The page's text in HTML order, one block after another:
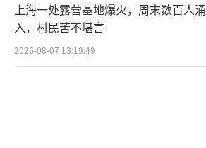
上海一处露营基地爆火，周末数百人涌
入，村民苦不堪言
2026-08-07 13:19:49